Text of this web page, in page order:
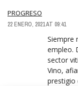
PROGRESO
22 ENERO, 2021 AT 09:41
Siempre
empleo.
sector
Vino,
prestigio